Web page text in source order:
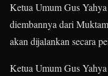
Ketua Umum Gus
diembannya dari
akan dijalankan secara
Ketua Umum Gus